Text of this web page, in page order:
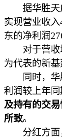
据华胜天成
实现营业收
东的净利润
对于营收增
为代表的新
同时，华胜
利润较上年
及持有的交
所致。
分红方面，